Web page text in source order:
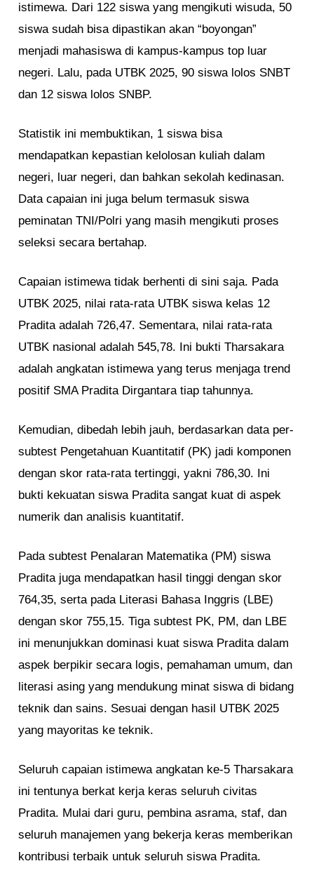
istimewa. Dari 122 siswa yang mengikuti wisuda, 50
siswa sudah bisa dipastikan akan “boyongan”
menjadi mahasiswa di kampus-kampus top luar
negeri. Lalu, pada UTBK 2025, 90 siswa lolos SNBT
dan 12 siswa lolos SNBP.
Statistik ini membuktikan, 1 siswa bisa
mendapatkan kepastian kelolosan kuliah dalam
negeri, luar negeri, dan bahkan sekolah kedinasan.
Data capaian ini juga belum termasuk siswa
peminatan TNI/Polri yang masih mengikuti proses
seleksi secara bertahap.
Capaian istimewa tidak berhenti di sini saja. Pada
UTBK 2025, nilai rata-rata UTBK siswa kelas 12
Pradita adalah 726,47. Sementara, nilai rata-rata
UTBK nasional adalah 545,78. Ini bukti Tharsakara
adalah angkatan istimewa yang terus menjaga trend
positif SMA Pradita Dirgantara tiap tahunnya.
Kemudian, dibedah lebih jauh, berdasarkan data per-
subtest Pengetahuan Kuantitatif (PK) jadi komponen
dengan skor rata-rata tertinggi, yakni 786,30. Ini
bukti kekuatan siswa Pradita sangat kuat di aspek
numerik dan analisis kuantitatif.
Pada subtest Penalaran Matematika (PM) siswa
Pradita juga mendapatkan hasil tinggi dengan skor
764,35, serta pada Literasi Bahasa Inggris (LBE)
dengan skor 755,15. Tiga subtest PK, PM, dan LBE
ini menunjukkan dominasi kuat siswa Pradita dalam
aspek berpikir secara logis, pemahaman umum, dan
literasi asing yang mendukung minat siswa di bidang
teknik dan sains. Sesuai dengan hasil UTBK 2025
yang mayoritas ke teknik.
Seluruh capaian istimewa angkatan ke-5 Tharsakara
ini tentunya berkat kerja keras seluruh civitas
Pradita. Mulai dari guru, pembina asrama, staf, dan
seluruh manajemen yang bekerja keras memberikan
kontribusi terbaik untuk seluruh siswa Pradita.